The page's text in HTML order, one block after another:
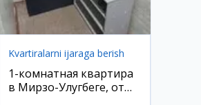
Kvartiralarni ijaraga berish
1-комнатная квартира
в Мирзо-Улугбеге, от